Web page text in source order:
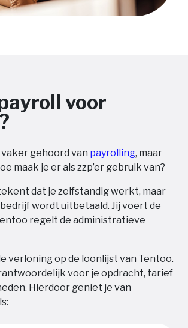
voor
gehoord van payrolling, maar
maak je er als zzp’er gebruik van?
dat je zelfstandig werkt, maar
wordt uitbetaald. Jij voert de
regelt de administratieve
verloning op de loonlijst van Tentoo.
voor je opdracht, tarief
Hierdoor geniet je van